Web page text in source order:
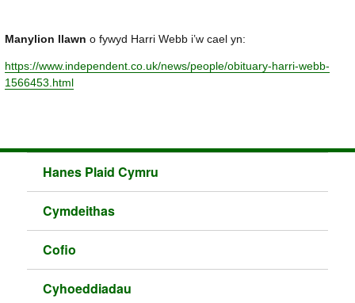
Manylion llawn o fywyd Harri Webb i’w cael yn:
https://www.independent.co.uk/news/people/obituary-harri-webb-
1566453.html
Hanes Plaid Cymru
Cymdeithas
Cofio
Cyhoeddiadau